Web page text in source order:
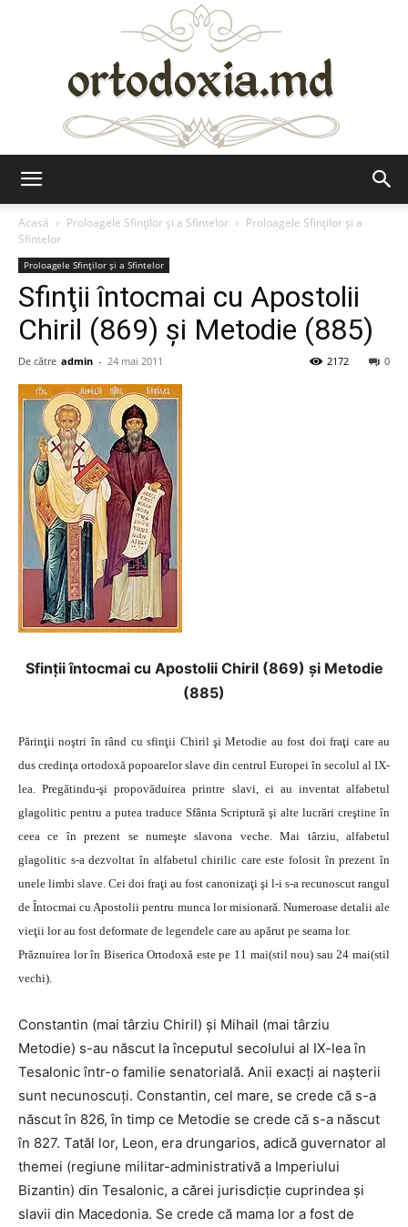
Acasă
Proloagele Sfinților și a Sfintelor
Proloagele Sfinților și a
Sfintelor
Proloagele Sfinților și a Sfintelor
Sfinţii întocmai cu Apostolii
Chiril (869) şi Metodie (885)
De către admin - 24 mai 2011 0
2172
Sfinţii întocmai cu Apostolii Chiril (869) şi Metodie
(885)
Părinţii noştri în rând cu sfinţii Chiril şi Metodie au fost doi fraţi care au
dus credinţa ortodoxă popoarelor slave din centrul Europei în secolul al IX-
lea. Pregătindu-şi propovăduirea printre slavi, ei au inventat alfabetul
glagolitic pentru a putea traduce Sfânta Scriptură şi alte lucrări creştine în
ceea ce în prezent se numeşte slavona veche. Mai târziu, alfabetul
glagolitic s-a dezvoltat în alfabetul chirilic care este folosit în prezent în
unele limbi slave. Cei doi fraţi au fost canonizaţi şi l-i s-a recunoscut rangul
de Întocmai cu Apostolii pentru munca lor misionară. Numeroase detalii ale
vieţii lor au fost deformate de legendele care au apărut pe seama lor.
Prăznuirea lor în Biserica Ortodoxă este pe 11 mai(stil nou) sau 24 mai(stil
vechi).
Constantin (mai târziu Chiril) şi Mihail (mai târziu
Metodie) s-au născut la începutul secolului al IX-lea în
Tesalonic într-o familie senatorială. Anii exacţi ai naşterii
sunt necunoscuţi. Constantin, cel mare, se crede că s-a
născut în 826, în timp ce Metodie se crede că s-a născut
în 827. Tatăl lor, Leon, era drungarios, adică guvernator al
themei (regiune militar-administrativă a Imperiului
Bizantin) din Tesalonic, a cărei jurisdicţie cuprindea şi
slavii din Macedonia. Se crede că mama lor a fost de